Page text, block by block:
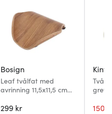
Bosign
Leaf tvålfat med
avrinning 11,5x11,5 cm
299 kr
Kinfill
grey
150